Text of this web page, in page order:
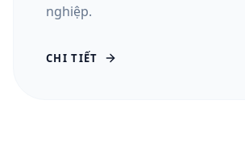
nghiệp.
CHI TIẾT